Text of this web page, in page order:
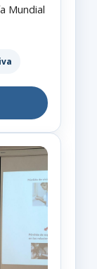
Mundial